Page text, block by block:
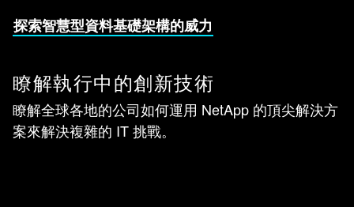
探索智慧型資料基礎架構的威力
瞭解執行中的創新技術
瞭解全球各地的公司如何運用 NetApp 的頂尖解決方
案來解決複雜的 IT 挑戰。